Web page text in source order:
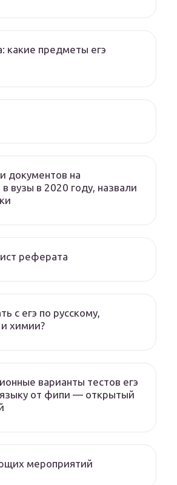
какие предметы егэ
документов на
вузы в 2020 году, назвали
реферата
с егэ по русскому,
химии?
варианты тестов егэ
языку от фипи — открытый
мероприятий